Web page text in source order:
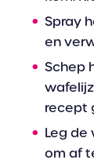
Spray
en
Schep
recept
Leg de
om af